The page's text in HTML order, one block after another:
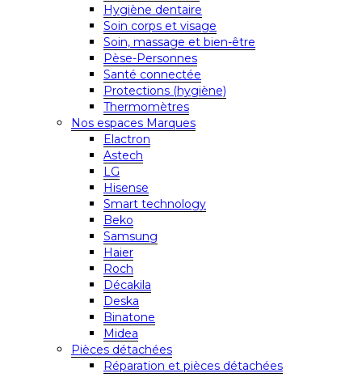
Hygiène dentaire
Soin corps et visage
Soin, massage et bien-être
Pèse-Personnes
Santé connectée
Protections (hygiène)
Thermomètres
Nos espaces Marques
Elactron
Astech
LG
Hisense
Smart technology
Beko
Samsung
Haier
Roch
Décakila
Deska
Binatone
Midea
Pièces détachées
Réparation et pièces détachées